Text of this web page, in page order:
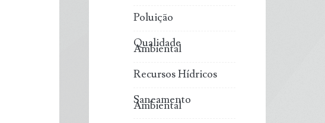
Poluição
Qualidade
Ambiental
Recursos Hídricos
Saneamento
Ambiental